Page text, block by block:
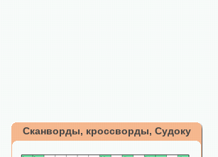
Сканворды, кроссворды, Судоку